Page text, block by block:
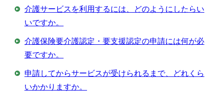
介護サービスを利用するには、どのようにしたらい
いですか。
介護保険要介護認定・要支援認定の申請には何が必
要ですか。
申請してからサービスが受けられるまで、どれくら
いかかりますか。